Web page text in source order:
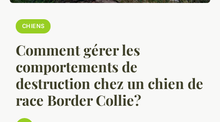
CHIENS
Comment gérer les
comportements de
destruction chez un chien de
race Border Collie?